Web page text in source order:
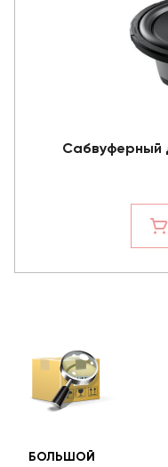
Сабвуферный
БОЛЬШОЙ